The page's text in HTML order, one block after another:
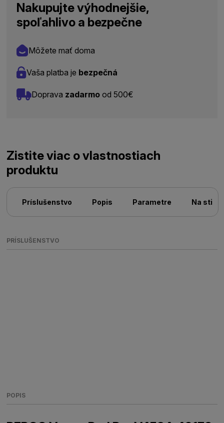
Nakupujte výhodnejšie,
spoľahlivo a bezpečne
Môžete mať doma
Vaša platba je bezpečná
Doprava zadarmo od 500€
Zistite viac o vlastnostiach
produktu
Príslušenstvo Popis Parametre Na
PRÍSLUŠENSTVO
POPIS